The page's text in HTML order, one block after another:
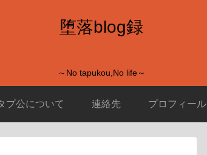
堕落blog録
～No tapukou,No life～
プ公について 連絡先 プロフィール